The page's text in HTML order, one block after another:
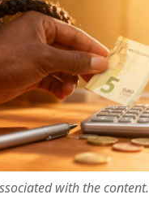
with the content.